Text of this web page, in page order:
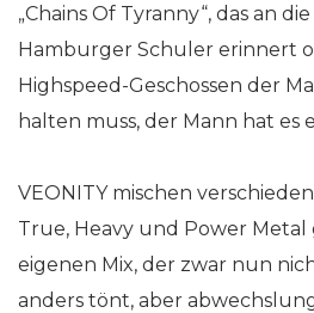
„Chains Of Tyranny“, das an
Hamburger Schuler erinnert
Highspeed-Geschossen der
halten muss, der Mann hat es
VEONITY mischen
True, Heavy und Power
eigenen Mix, der zwar nun
anders tönt, aber